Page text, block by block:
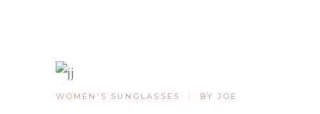
WOMEN'S SUNGLASSES BY JOE